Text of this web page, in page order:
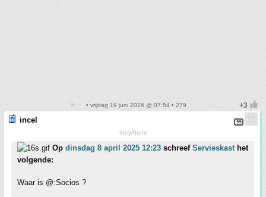
• vrijdag 19 juni 2026 @ 07:54 • 279
incel
they/them
Op dinsdag 8 april 2025 12:23 schreef Servieskasthet
volgende:
Waar is @:Socios ?